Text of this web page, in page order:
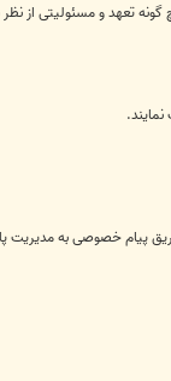
گونه تعهد و مسئولیتی از
پیام خصوصی به مدیریت